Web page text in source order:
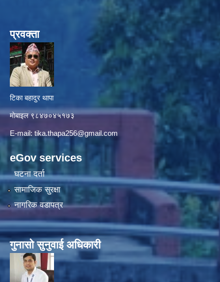
प्रवक्ता
टिका बहादुर थापा
माे‍बाइल ९८४७०४५१७३
E-mail: tika.thapa256@gmail.com
eGov services
घटना दर्ता
सामाजिक सुरक्षा
नागरिक वडापत्र
गुनासाे सुनुवाई अधिकारी